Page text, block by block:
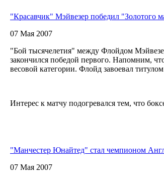
"Красавчик" Мэйвезер победил "Золотого
07 Мая 2007
"Бой тысячелетия" между Флойдом
закончился победой первого. Напомним,
весовой категории. Флойд завоевал
Интерес к матчу подогревался тем, что
"Манчестер Юнайтед" стал чемпионом
07 Мая 2007